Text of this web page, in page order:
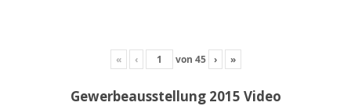
« ‹ von 45 › »
Gewerbeausstellung 2015 Video